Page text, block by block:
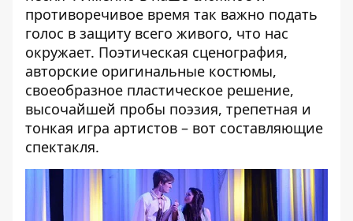
противоречивое время так важно подать
голос в защиту всего живого, что нас
окружает. Поэтическая сценография,
авторские оригинальные костюмы,
своеобразное пластическое решение,
высочайшей пробы поэзия, трепетная и
тонкая игра артистов – вот составляющие
спектакля.